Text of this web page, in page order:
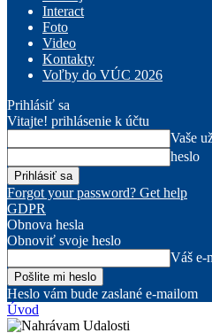
Interact
Foto
Video
Kontakty
Voľby do VÚC 2026
Prihlásiť sa
Vitajte! prihlásenie k účtu
Vaše
heslo
Forgot your password? Get help
GDPR
Obnova hesla
Obnoviť svoje heslo
Váš e-
Heslo vám bude zaslané e-mailom
Úvod